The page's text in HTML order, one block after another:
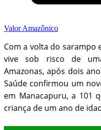
Valor Amazônico
Com a volta do sarampo
vive sob risco de
Amazonas, após dois
Saúde confirmou um
em Manacapuru, a 101
criança de um ano de